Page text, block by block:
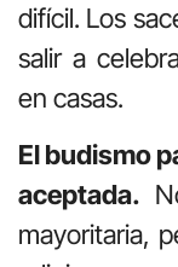
difícil. Los
salir a
en casas.
El budismo
aceptada.
mayoritaria,